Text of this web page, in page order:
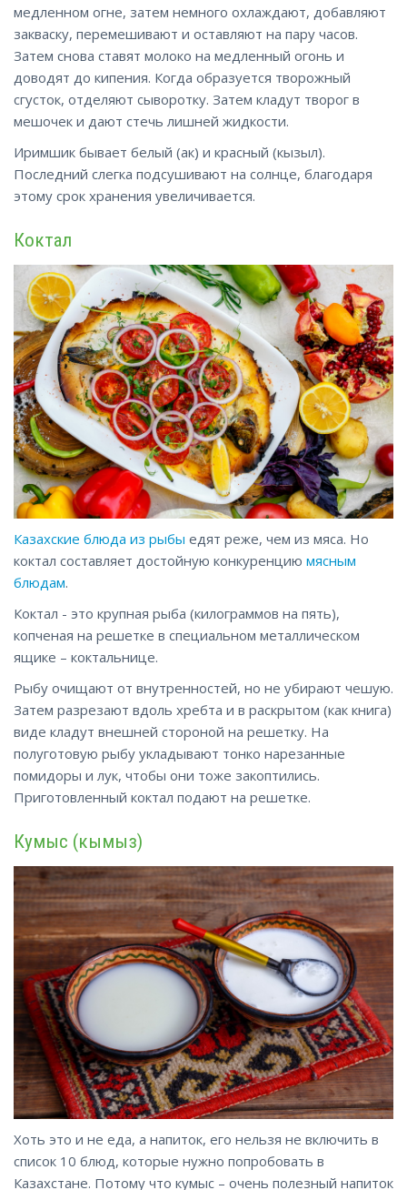
медленном огне, затем немного охлаждают, добавляют
закваску, перемешивают и оставляют на пару часов.
Затем снова ставят молоко на медленный огонь и
доводят до кипения. Когда образуется творожный
сгусток, отделяют сыворотку. Затем кладут творог в
мешочек и дают стечь лишней жидкости.
Иримшик бывает белый (ак) и красный (кызыл).
Последний слегка подсушивают на солнце, благодаря
этому срок хранения увеличивается.
Коктал
Казахские блюда из рыбы едят реже, чем из мяса. Но
коктал составляет достойную конкуренцию мясным
блюдам.
Коктал - это крупная рыба (килограммов на пять),
копченая на решетке в специальном металлическом
ящике – коктальнице.
Рыбу очищают от внутренностей, но не убирают чешую.
Затем разрезают вдоль хребта и в раскрытом (как книга)
виде кладут внешней стороной на решетку. На
полуготовую рыбу укладывают тонко нарезанные
помидоры и лук, чтобы они тоже закоптились.
Приготовленный коктал подают на решетке.
Кумыс (кымыз)
Хоть это и не еда, а напиток, его нельзя не включить в
список 10 блюд, которые нужно попробовать в
Казахстане. Потому что кумыс – очень полезный напиток